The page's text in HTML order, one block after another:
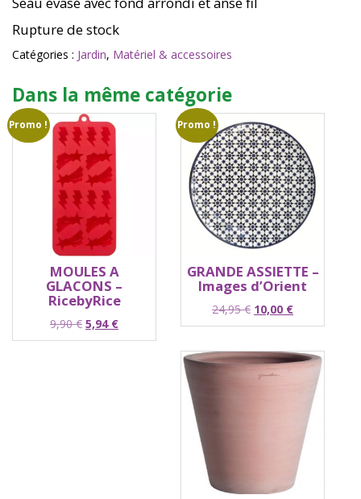
Rupture de stock
Catégories : Jardin, Matériel & accessoires
Dans la même catégorie
Promo !
MOULES A
GLACONS –
RicebyRice
9,90€ Le
prix
5,94 €Le
prix
Promo !
GRANDE ASSIETTE –
Images d’Orient
24,95€ Le
prix
était :
24,95 €.
10,00 €Le
prix
est :
10,00 €.